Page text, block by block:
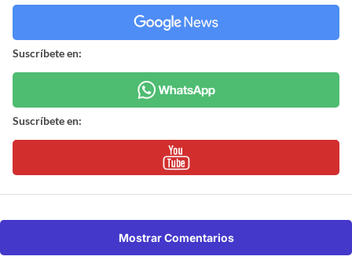
Suscríbete en:
Suscríbete en:
Mostrar Comentarios